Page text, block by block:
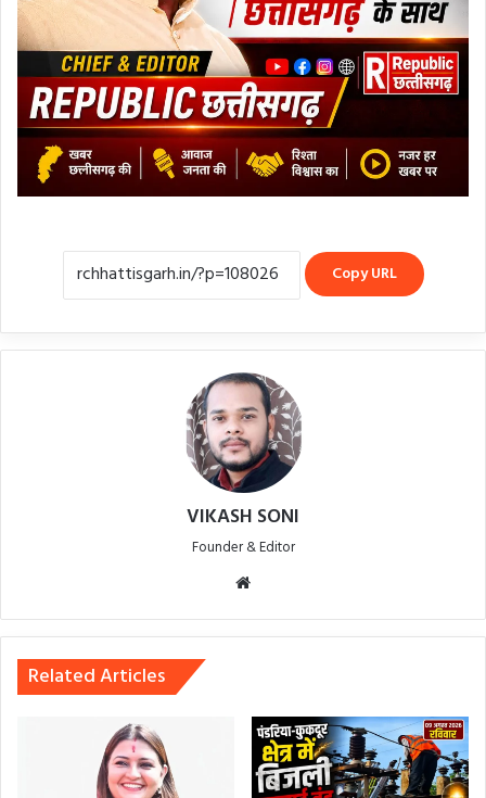
Copy URL
VIKASH SONI
Founder & Editor
te
Related Articles